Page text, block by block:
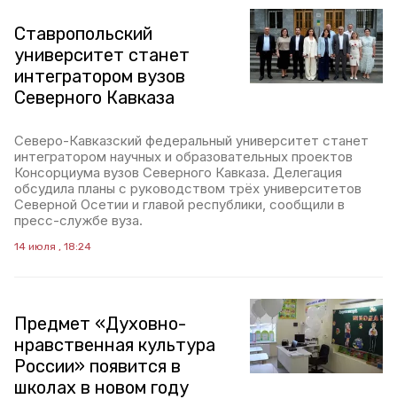
Ставропольский
университет станет
интегратором вузов
Северного Кавказа
Северо-Кавказский федеральный университет станет
интегратором научных и образовательных проектов
Консорциума вузов Северного Кавказа. Делегация
обсудила планы с руководством трёх университетов
Северной Осетии и главой республики, сообщили в
пресс-службе вуза.
14 июля , 18:24
Предмет «Духовно-
нравственная культура
России» появится в
школах в новом году